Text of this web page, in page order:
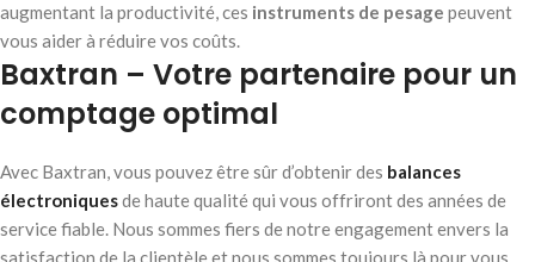
augmentant la productivité, ces instruments de pesage peuvent
vous aider à réduire vos coûts.
Baxtran – Votre partenaire pour un
comptage optimal
Avec Baxtran, vous pouvez être sûr d’obtenir des balances
électroniquesde haute qualité qui vous offriront des années de
service fiable. Nous sommes fiers de notre engagement envers la